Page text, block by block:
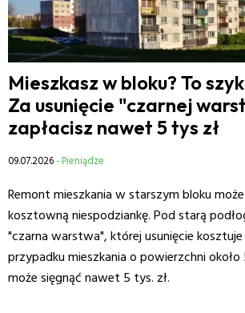
Mieszkasz w bloku? To
Za usunięcie "czarnej
zapłacisz nawet 5 tys zł
09.07.2026- Pieniądze
Remont mieszkania w starszym bloku
kosztowną niespodziankę. Pod starą
"czarna warstwa", której usunięcie
przypadku mieszkania o powierzchni
może sięgnąć nawet 5 tys. zł.